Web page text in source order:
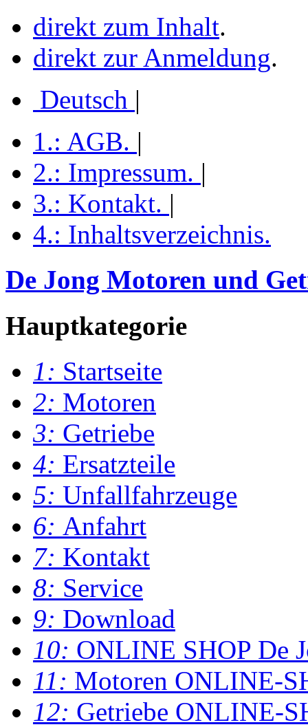
direkt zum Inhalt.
direkt zur Anmeldung.
Deutsch |
1.: AGB. |
2.: Impressum. |
3.: Kontakt. |
4.: Inhaltsverzeichnis.
De Jong Motoren und
Hauptkategorie
1: Startseite
2: Motoren
3: Getriebe
4: Ersatzteile
5: Unfallfahrzeuge
6: Anfahrt
7: Kontakt
8: Service
9: Download
10: ONLINE SHOP De
11: Motoren ONLINE-
12: Getriebe ONLINE-